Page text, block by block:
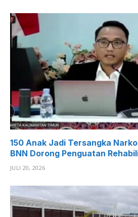
150 Anak Jadi Tersangka
BNN Dorong Penguatan
JULI 20, 2026